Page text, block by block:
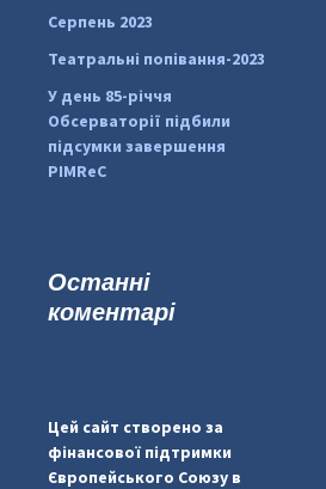
Серпень 2023
Театральні попівання-2023
У день 85-річчя
Обсерваторії підбили
підсумки завершення
PIMReC
Останні
коментарі
Цей сайт створено за
фінансової підтримки
Європейського Союзу в